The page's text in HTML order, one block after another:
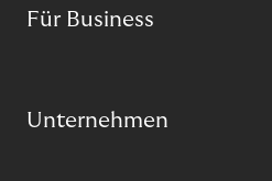
Für Business
Unternehmen